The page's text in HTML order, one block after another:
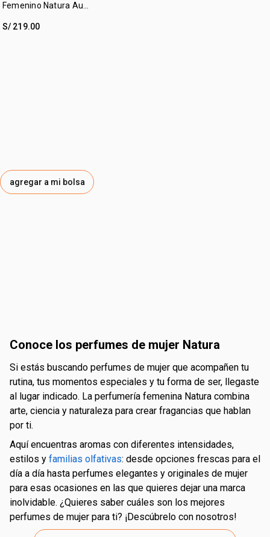
Femenino Natura Aura
S/ 219.00
agregar a mi bolsa
Conoce los perfumes de mujer Natura
Si estás buscando perfumes de mujer que acompañen tu
rutina, tus momentos especiales y tu forma de ser, llegaste
al lugar indicado. La perfumería femenina Natura combina
arte, ciencia y naturaleza para crear fragancias que hablan
por ti.
Aquí encuentras aromas con diferentes intensidades,
estilos y familias olfativas: desde opciones frescas para el
día a día hasta perfumes elegantes y originales de mujer
para esas ocasiones en las que quieres dejar una marca
inolvidable. ¿Quieres saber cuáles son los mejores
perfumes de mujer para ti? ¡Descúbrelo con nosotros!